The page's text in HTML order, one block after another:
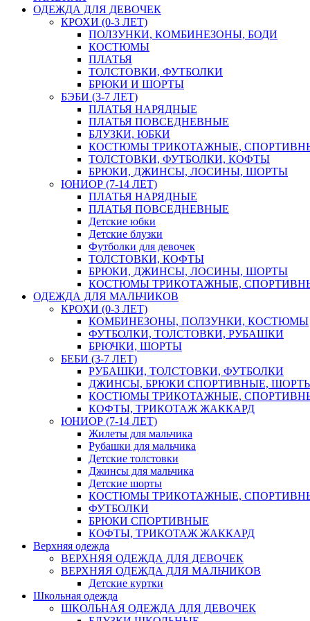
ОДЕЖДА ДЛЯ ДЕВОЧЕК
КРОХИ (0-3 ЛЕТ)
ПОЛЗУНКИ, КОМБИНЕЗОНЫ, БОДИ
КОСТЮМЫ
ПЛАТЬЯ
ТОЛСТОВКИ, ФУТБОЛКИ
БРЮКИ И ШОРТЫ
БЭБИ (3-7 ЛЕТ)
ПЛАТЬЯ НАРЯДНЫЕ
ПЛАТЬЯ ПОВСЕДНЕВНЫЕ
БЛУЗКИ, ЮБКИ
КОСТЮМЫ ТРИКОТАЖНЫЕ,
ТОЛСТОВКИ, ФУТБОЛКИ, КОФТЫ
БРЮКИ, ДЖИНСЫ, ЛОСИНЫ, ШОРТЫ
ЮНИОР (7-14 ЛЕТ)
ПЛАТЬЯ НАРЯДНЫЕ
ПЛАТЬЯ ПОВСЕДНЕВНЫЕ
Детские юбки
Детские блузки
Футболки для девочек
ТОЛСТОВКИ, КОФТЫ
БРЮКИ, ДЖИНСЫ, ЛОСИНЫ, ШОРТЫ
КОСТЮМЫ ТРИКОТАЖНЫЕ,
ОДЕЖДА ДЛЯ МАЛЬЧИКОВ
КРОХИ (0-3 ЛЕТ)
КОМБИНЕЗОНЫ, ПОЛЗУНКИ, КОСТЮМЫ
ФУТБОЛКИ, ТОЛСТОВКИ, РУБАШКИ
БРЮЧКИ, ШОРТЫ
БЕБИ (3-7 ЛЕТ)
РУБАШКИ, ТОЛСТОВКИ, ФУТБОЛКИ
ДЖИНСЫ, БРЮКИ СПОРТИВНЫЕ,
КОСТЮМЫ ТРИКОТАЖНЫЕ,
КОФТЫ, ТРИКОТАЖ ЖАККАРД
ЮНИОР (7-14 ЛЕТ)
Жилеты для мальчика
Рубашки для мальчика
Детские толстовки
Джинсы для мальчика
Детские шорты
КОСТЮМЫ ТРИКОТАЖНЫЕ,
ФУТБОЛКИ
БРЮКИ СПОРТИВНЫЕ
КОФТЫ, ТРИКОТАЖ ЖАККАРД
Верхняя одежда
ВЕРХНЯЯ ОДЕЖДА ДЛЯ ДЕВОЧЕК
ВЕРХНЯЯ ОДЕЖДА ДЛЯ МАЛЬЧИКОВ
Детские куртки
Школьная одежда
ШКОЛЬНАЯ ОДЕЖДА ДЛЯ ДЕВОЧЕК